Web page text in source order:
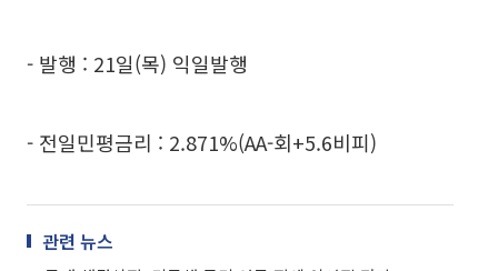
- 발행 : 21일(목) 익일발행
- 전일민평금리 : 2.871%(AA-회+5.6비피)
관련 뉴스